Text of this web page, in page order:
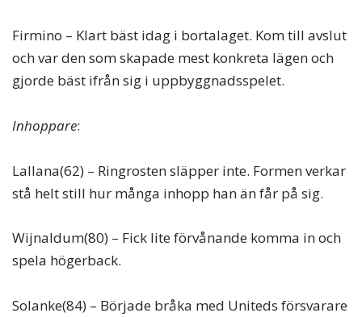
Firmino – Klart bäst idag i bortalaget. Kom till avslut
och var den som skapade mest konkreta lägen och
gjorde bäst ifrån sig i uppbyggnadsspelet.
Inhoppare:
Lallana(62) – Ringrosten släpper inte. Formen verkar
stå helt still hur många inhopp han än får på sig.
Wijnaldum(80) – Fick lite förvånande komma in och
spela högerback.
Solanke(84) – Började bråka med Uniteds försvarare